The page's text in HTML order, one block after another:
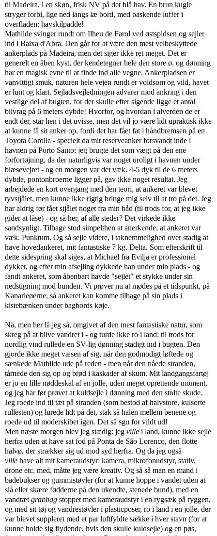
til Madeira, i en skøn, frisk NV på det blå hav. En brun kugle
stryger forbi, lige ned langs læ bord, med baskende luffer i
overfladen: havskilpadde!
Mathilde svinger rundt om Ilheu de Farol ved østspidsen og sejler
ind i Baixa d'Abra. Den går for at være den mest velbeskyttede
ankerplads på Madeira, men det siger ikke ret meget. Det er
generelt en åben kyst, der kendetegner hele den store ø, og dønning
har en magisk evne til at finde ind alle vegne. Ankerpladsen er
vanvittigt smuk, naturen hele vejen rundt er voldsom og vild, havet
er lunt og klart. Sejladsvejledningen advarer mod ankring i den
vestlige del af bugten, for der skulle efter sigende ligge et antal
bilvrag på 6 meters dybde! Hvorfor, og hvordan i alverden de er
endt der, står hen i det uvisse, men det vil jo være lidt upraktisk ikke
at kunne få sit anker op, fordi det har fået fat i håndbremsen på en
Toyota Corolla - specielt da mit reserveanker forsvandt inde i
havnen på Porto Santo: jeg brugte det som vægt på den ene
forfortøjning, da der naturligvis var noget uroligt i havnen under
blæsevejret - og en morgen var det væk. 4-5 dyk til de 6 meters
dybde, pontonbroerne ligger på, gav ikke noget resultat. Jeg
arbejdede en kort overgang med den teori, at ankeret var blevet
tyvstjålet, men kunne ikke rigtig bringe mig selv til at tro på det. Jeg
har aldrig før fået stjålet noget fra min båd (til trods for, at jeg ikke
gider at låse) - og så her, af alle steder? Det virkede ikke
sandsynligt. Tilbage stod simpelthen at anerkende, at ankeret var
væk. Punktum. Og så sejle videre, i taknemmelighed over stadig at
have hovedankeret, mit fantastiske 7 kg. Delta. Som efterskrift til
dette sidespring skal siges, at Michael fra Evilja er professionel
dykker, og efter min afsejling dykkede han under min plads - og
fandt ankeret, som åbenbart havde "sejlet" et stykke under sin
nedstigning mod bunden. Vi prøver nu at mødes på et tidspunkt, på
Kanarieøerne, så ankeret kan komme tilbage på sin plads i
kistebænken under bagbords køje.
Nå, men her lå jeg så, omgivet af den mest fantastiske natur, som
skreg på at blive vandret i - og turde ikke ro i land: til trods for
nordlig vind rullede en SV-lig dønning stadigt ind i bugten. Den
gjorde ikke meget væsen af sig, når den godmodigt løftede og
sænkede Mathilde ude på reden - men når den nåede stranden,
tårnede den sig op og brød i kaskader af skum. Mit landgangsfartøj
er jo en lille nøddeskal af en jolle, uden meget oprettende moment,
og jeg har før prøvet at kuldsejle i dønning med den stolte skude.
Jeg roede ind til tæt på stranden (som bestod af halvstore, kulsorte
rullesten) og lurede lidt på det, stak så halen mellem benene og
roede ud til moderskibet igen. Det så sgu for vildt ud!
Men næste morgen blev jeg stædig: jeg ville i land, kunne ikke sejle
herfra uden at have sat fod på Ponta de São Lorenco, den flotte
halvø, der strækker sig ud mod syd herfra. Og da jeg også
ville have alt mit kameraudstyr: kamera, mikrofonudstyr, stativ,
drone etc. med, måtte jeg være kreativ. Og så så man en mand i
badebukser og gummistøvler (for at kunne hoppe i vandet uden at
slå eller skære fødderne på den ukendte, stenede bund), med en
vandtætgrabbag stoppet med kameraudstyr i en rygsæk på ryggen,
og med sit tøj og vandrestøvler i plasticposer, ro i land i en jolle, der
var blevet suppleret med et par luftfyldte sække i hver stavn (for at
kunne holde sig flydende, hvis den skulle kuldsejle) og en pøs,